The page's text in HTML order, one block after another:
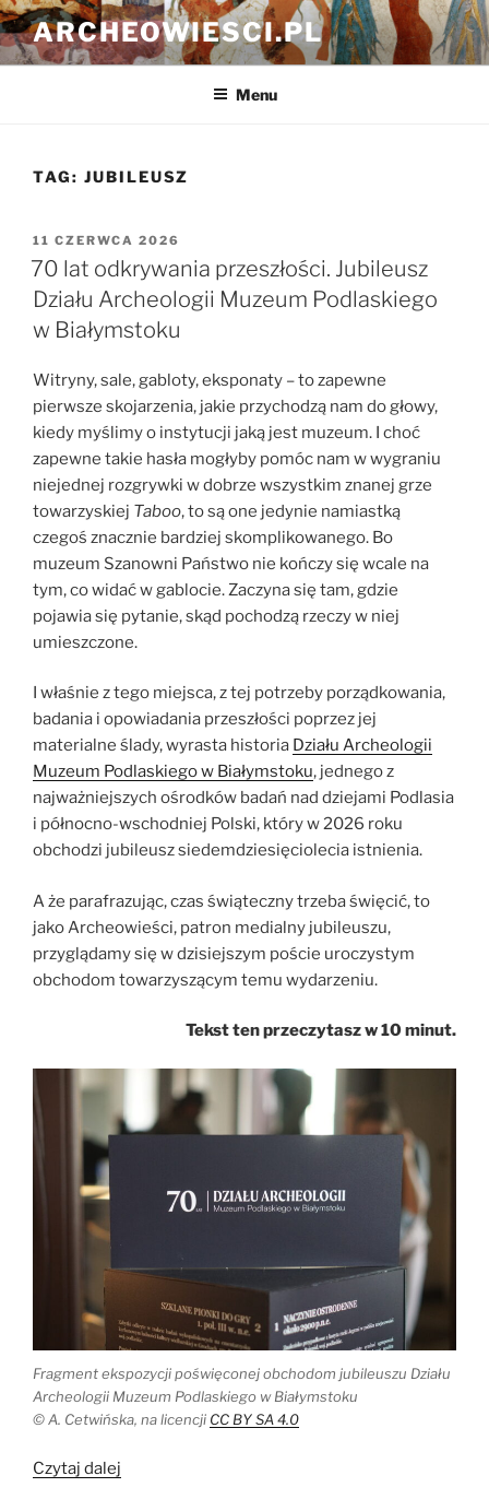
Przejdź
do
treści
ARCHEOWIESCI.PL
Menu
TAG: JUBILEUSZ
OPUBLIKOWANE
W
11 CZERWCA 2026
70 lat odkrywania przeszłości. Jubileusz
Działu Archeologii Muzeum Podlaskiego
w Białymstoku
Witryny, sale, gabloty, eksponaty – to zapewne
pierwsze skojarzenia, jakie przychodzą nam do głowy,
kiedy myślimy o instytucji jaką jest muzeum. I choć
zapewne takie hasła mogłyby pomóc nam w wygraniu
niejednej rozgrywki w dobrze wszystkim znanej grze
towarzyskiej Taboo, to są one jedynie namiastką
czegoś znacznie bardziej skomplikowanego. Bo
muzeum Szanowni Państwo nie kończy się wcale na
tym, co widać w gablocie. Zaczyna się tam, gdzie
pojawia się pytanie, skąd pochodzą rzeczy w niej
umieszczone.
I właśnie z tego miejsca, z tej potrzeby porządkowania,
badania i opowiadania przeszłości poprzez jej
materialne ślady, wyrasta historia Działu Archeologii
Muzeum Podlaskiego w Białymstoku, jednego z
najważniejszych ośrodków badań nad dziejami Podlasia
i północno-wschodniej Polski, który w 2026 roku
obchodzi jubileusz siedemdziesięciolecia istnienia.
A że parafrazując, czas świąteczny trzeba święcić, to
jako Archeowieści, patron medialny jubileuszu,
przyglądamy się w dzisiejszym poście uroczystym
obchodom towarzyszącym temu wydarzeniu.
Tekst ten przeczytasz w 10 minut.
Fragment ekspozycji poświęconej obchodom jubileuszu Działu
Archeologii Muzeum Podlaskiego w Białymstoku
© A. Cetwińska, na licencji CC BY SA 4.0
Czytaj dalej